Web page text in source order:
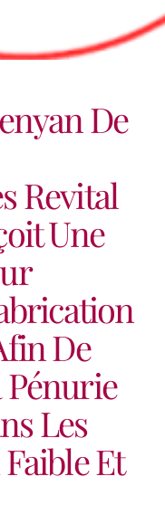
De
Revital
Une
De
Pénurie
Les
Et